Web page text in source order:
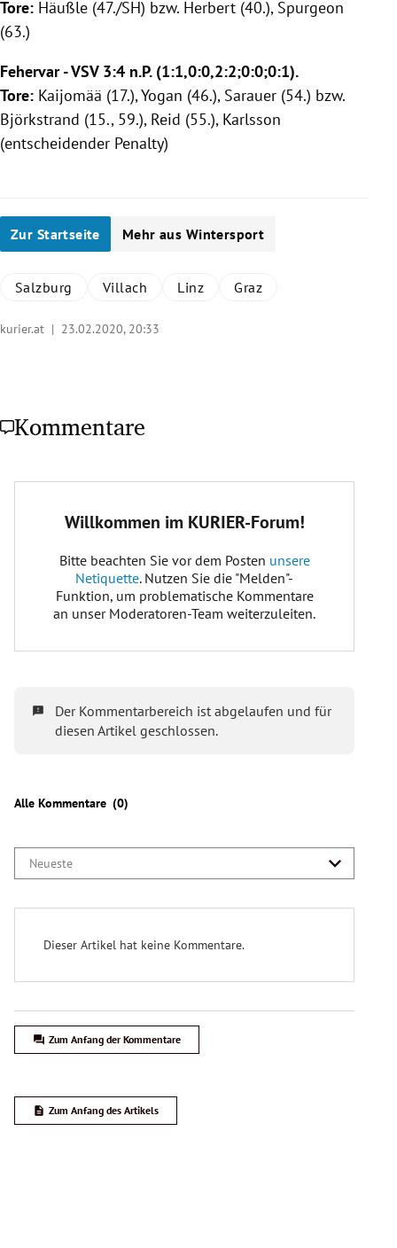
Tore: Häußle (47./SH) bzw. Herbert (40.), Spurgeon
(63.)
Fehervar- VSV 3:4 n.P. (1:1,0:0,2:2;0:0;0:1).
Tore: Kaijomää (17.), Yogan (46.), Sarauer (54.) bzw.
Björkstrand (15., 59.), Reid (55.), Karlsson
(entscheidender Penalty)
Zur Startseite Mehr aus Wintersport
Salzburg Villach Linz Graz
kurier.at | 23.02.2020, 20:33
Kommentare